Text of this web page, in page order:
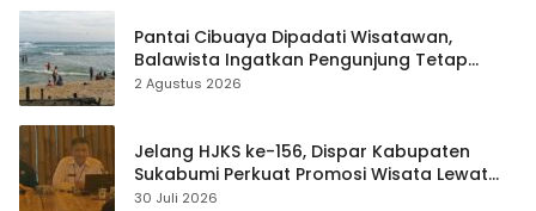
Pantai Cibuaya Dipadati Wisatawan,
Balawista Ingatkan Pengunjung Tetap
Waspada
2 Agustus 2026
Jelang HJKS ke-156, Dispar Kabupaten
Sukabumi Perkuat Promosi Wisata Lewat
Publikasi Digital
30 Juli 2026